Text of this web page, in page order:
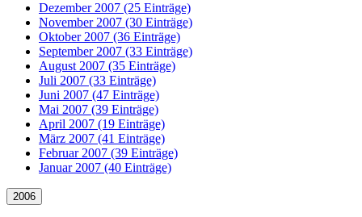
Dezember 2007 (25 Einträge)
November 2007 (30 Einträge)
Oktober 2007 (36 Einträge)
September 2007 (33 Einträge)
August 2007 (35 Einträge)
Juli 2007 (33 Einträge)
Juni 2007 (47 Einträge)
Mai 2007 (39 Einträge)
April 2007 (19 Einträge)
März 2007 (41 Einträge)
Februar 2007 (39 Einträge)
Januar 2007 (40 Einträge)
2006